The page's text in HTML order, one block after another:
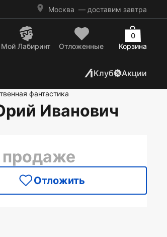
Москва — доставим завтра
Mой Лабиринт Отложенные Корзина
0
Клуб Акции
фантастика
Иванович
продаже
Отложить